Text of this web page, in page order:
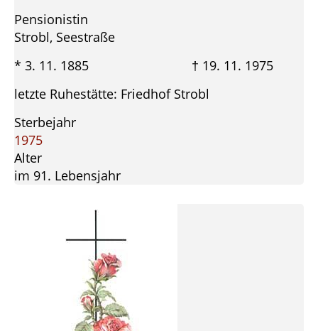
Pensionistin
Strobl, Seestraße
* 3. 11. 1885 † 19. 11. 1975
letzte Ruhestätte: Friedhof Strobl
Sterbejahr
1975
Alter
im 91. Lebensjahr